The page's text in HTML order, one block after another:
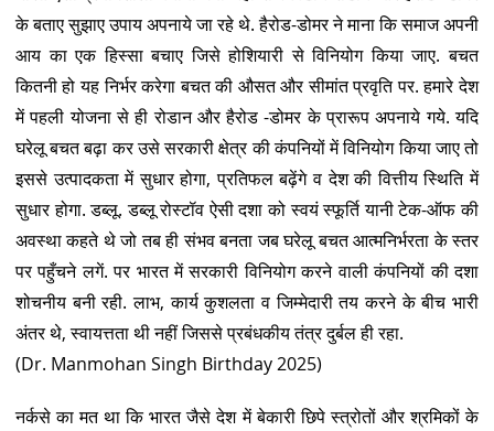
के बताए सुझाए उपाय अपनाये जा रहे थे. हैरोड-डोमर ने माना कि समाज अपनी
आय का एक हिस्सा बचाए जिसे होशियारी से विनियोग किया जाए. बचत
कितनी हो यह निर्भर करेगा बचत की औसत और सीमांत प्रवृति पर. हमारे देश
में पहली योजना से ही रोडान और हैरोड -डोमर के प्रारूप अपनाये गये. यदि
घरेलू बचत बढ़ा कर उसे सरकारी क्षेत्र की कंपनियों में विनियोग किया जाए तो
इससे उत्पादकता में सुधार होगा, प्रतिफल बढ़ेंगे व देश की वित्तीय स्थिति में
सुधार होगा. डब्लू. डब्लू रोस्टॉव ऐसी दशा को स्वयं स्फूर्ति यानी टेक-ऑफ की
अवस्था कहते थे जो तब ही संभव बनता जब घरेलू बचत आत्मनिर्भरता के स्तर
पर पहुँचने लगें. पर भारत में सरकारी विनियोग करने वाली कंपनियों की दशा
शोचनीय बनी रही. लाभ, कार्य कुशलता व जिम्मेदारी तय करने के बीच भारी
अंतर थे, स्वायत्तता थी नहीं जिससे प्रबंधकीय तंत्र दुर्बल ही रहा.
(Dr. Manmohan Singh Birthday 2025)
नर्कसे का मत था कि भारत जैसे देश में बेकारी छिपे स्त्रोतों और श्रमिकों के